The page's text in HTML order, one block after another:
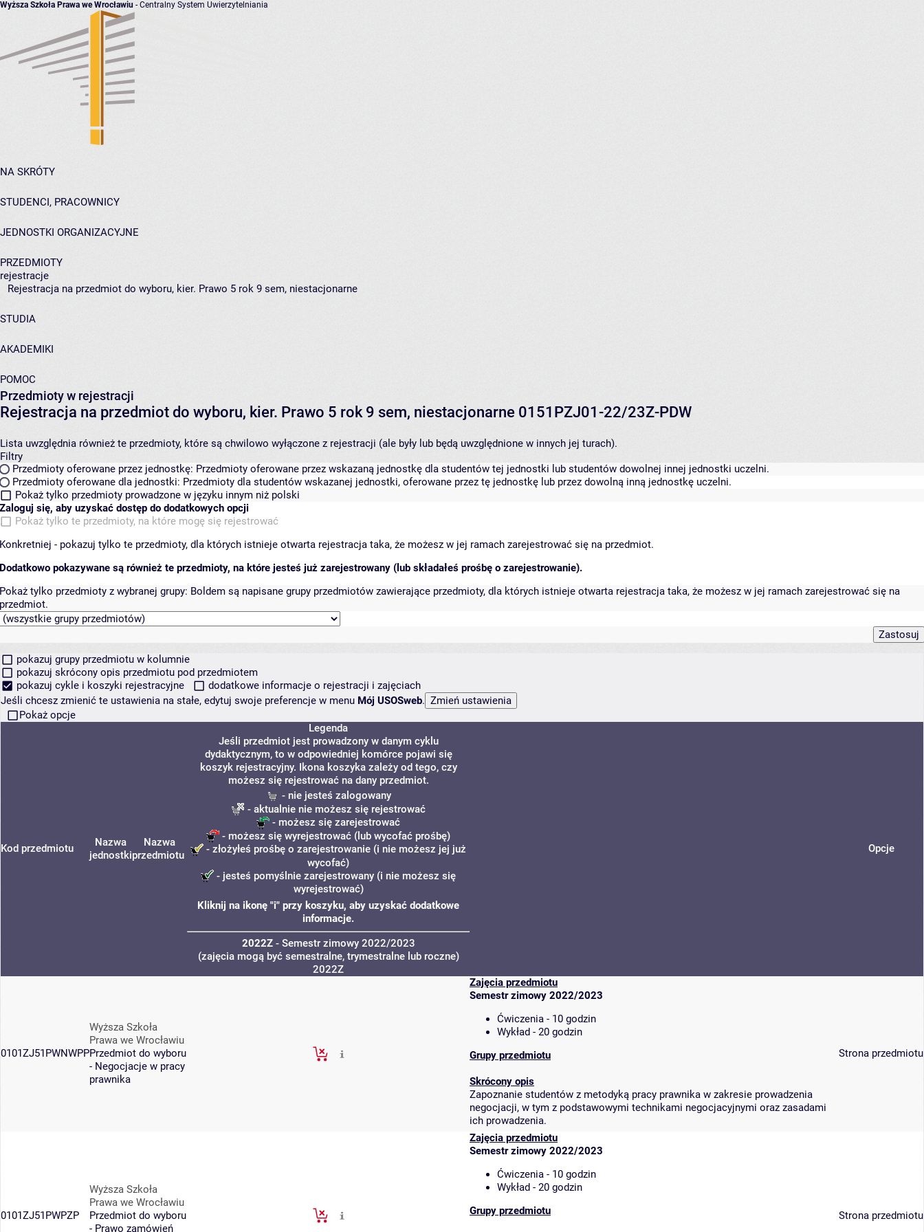
Wyższa Szkoła Prawa we Wrocławiu - Centralny System Uwierzytelniania
NA SKRÓTY
STUDENCI, PRACOWNICY
JEDNOSTKI ORGANIZACYJNE
PRZEDMIOTY
rejestracje
Rejestracja na przedmiot do wyboru, kier. Prawo 5 rok 9 sem, niestacjonarne
STUDIA
AKADEMIKI
POMOC
Przedmioty w rejestracji
Rejestracja na przedmiot do wyboru, kier. Prawo 5 rok 9 sem, niestacjonarne 0151PZJ01-22/23Z-PDW
Lista uwzględnia również te przedmioty, które są chwilowo wyłączone z rejestracji (ale były lub będą uwzględnione w innych jej turach).
Filtry
Przedmioty oferowane przez jednostkę: Przedmioty oferowane przez wskazaną jednostkę dla studentów tej jednostki lub studentów dowolnej innej jednostki uczelni.
Przedmioty oferowane dla jednostki: Przedmioty dla studentów wskazanej jednostki, oferowane przez tę jednostkę lub przez dowolną inną jednostkę uczelni.
Pokaż tylko przedmioty prowadzone w języku innym niż polski
Zaloguj się, aby uzyskać dostęp do dodatkowych opcji
Pokaż tylko te przedmioty, na które mogę się rejestrować
Konkretniej - pokazuj tylko te przedmioty, dla których istnieje otwarta rejestracja taka, że możesz w jej ramach zarejestrować się na przedmiot.
Dodatkowo pokazywane są również te przedmioty, na które jesteś już zarejestrowany (lub składałeś prośbę o zarejestrowanie).
Pokaż tylko przedmioty z wybranej grupy: Boldem są napisane grupy przedmiotów zawierające przedmioty, dla których istnieje otwarta rejestracja taka, że możesz w jej ramach zarejestrować się na
przedmiot.
pokazuj grupy przedmiotu w kolumnie
pokazuj skrócony opis przedmiotu pod przedmiotem
pokazuj cykle i koszyki rejestracyjne
dodatkowe informacje o rejestracji i zajęciach
Jeśli chcesz zmienić te ustawienia na stałe, edytuj swoje preferencje w menu Mój USOSweb.
Pokaż opcje
Kod przedmiotu
Nazwa
jednostki
Nazwa
przedmiotu
Legenda
Jeśli przedmiot jest prowadzony w danym cyklu
dydaktycznym, to w odpowiedniej komórce pojawi się
koszyk rejestracyjny. Ikona koszyka zależy od tego, czy
możesz się rejestrować na dany przedmiot.
- nie jesteś zalogowany
- aktualnie nie możesz się rejestrować
- możesz się zarejestrować
- możesz się wyrejestrować (lub wycofać prośbę)
- złożyłeś prośbę o zarejestrowanie (i nie możesz jej już
wycofać)
- jesteś pomyślnie zarejestrowany (i nie możesz się
wyrejestrować)
Kliknij na ikonę "i" przy koszyku, aby uzyskać dodatkowe
informacje.
2022Z- Semestr zimowy 2022/2023
(zajęcia mogą być semestralne, trymestralne lub roczne)
Opcje
2022Z
0101ZJ51PWNWPP
Wyższa Szkoła
Prawa we Wrocławiu
Przedmiot do wyboru
- Negocjacje w pracy
prawnika
Zajęcia przedmiotu
Semestr zimowy 2022/2023
Ćwiczenia - 10 godzin
Wykład - 20 godzin
Grupy przedmiotu
Skrócony opis
Zapoznanie studentów z metodyką pracy prawnika w zakresie prowadzenia
negocjacji, w tym z podstawowymi technikami negocjacyjnymi oraz zasadami
ich prowadzenia.
Strona przedmiotu
0101ZJ51PWPZP
Wyższa Szkoła
Prawa we Wrocławiu
Przedmiot do wyboru
- Prawo zamówień
Zajęcia przedmiotu
Semestr zimowy 2022/2023
Ćwiczenia - 10 godzin
Wykład - 20 godzin
Grupy przedmiotu
Strona przedmiotu